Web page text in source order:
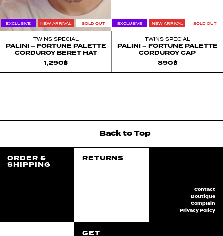
EXCLUSIVE NEW ARRIVAL SOLD OUT
TWINS SPECIAL
PALINI – FORTUNE PALETTE
CORDUROY BERET HAT
1,290฿
EXCLUSIVE NEW ARRIVAL SOLD OUT
TWINS SPECIAL
PALINI – FORTUNE PALETTE
CORDUROY CAP
890฿
ORDER &
SHIPPING
BacktoTop
RETURNS
GET
Contact
Boutique
Complain
Privacy Policy